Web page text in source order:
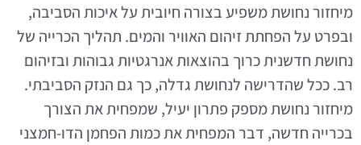
מיחזור נחושת משפיע בצורה חיובית על איכות הסביבה,
ובפרט על הפחתת זיהום האוויר והמים. תהליך הכרייה של
נחושת חדשנית כרוך בהוצאות אנרגטיות גבוהות ובזיהום
רב. ככל שהדרישה לנחושת גדלה, כך גם הנזק הסביבתי.
מיחזור נחושת מספק פתרון יעיל, שמפחית את הצורך
בכרייה חדשה, דבר המפחית את כמות הפחמן הדו-חמצני